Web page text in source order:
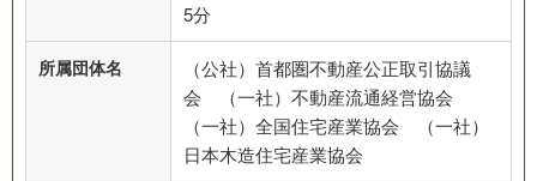
5分
所属団体名
（公社）首都圏不動産公正取引協議
会 （一社）不動産流通経営協会
（一社）全国住宅産業協会 （一社）
日本木造住宅産業協会